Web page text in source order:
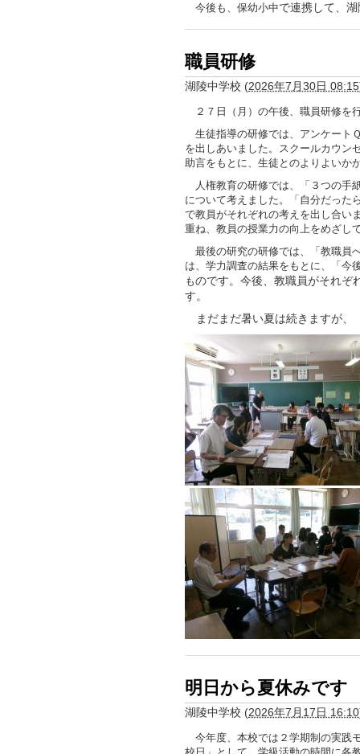
今後も、保幼小中で連携して、
職員研修
湖陵中学校 (2026年7月30日 08:15
２７日（月）の午後、職員研修を
生徒指導の研修では、アンケート
を出しあいました。 スクールカウン
助言をもとに、生徒とのよりよいか
人権教育の研修では、
「３つの手
について考えました。「自分だった
で教員がそれぞれの考えを出し合い
重ね、教員の授業力の向上をめざし
最後の研究の研修では、「教職員
は、学力調査の結果をもとに、「今
ものです。今後、教職員がそれぞ
す。
まだまだ暑い夏は続きますが、
明日から夏休みです
湖陵中学校 (2026年7月17日 16:10
今年度、本校では２学期制の実践